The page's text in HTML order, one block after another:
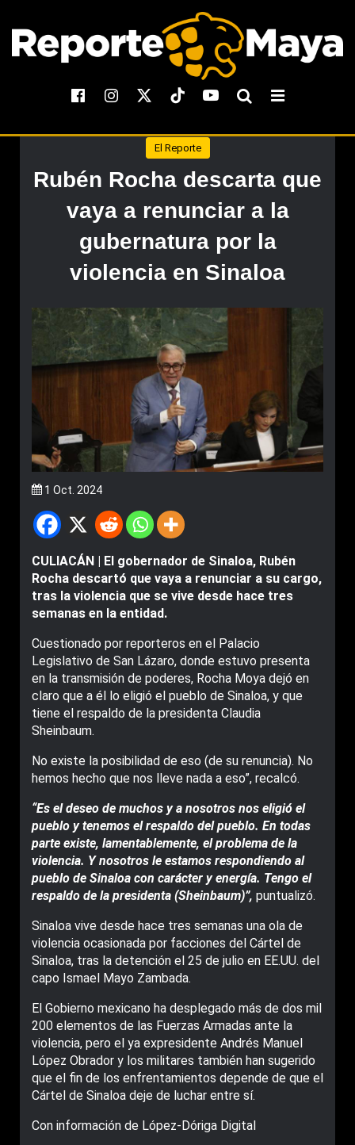
El Reporte
Rubén Rocha descarta que
vaya a renunciar a la
gubernatura por la
violencia en Sinaloa
1 Oct. 2024
CULIACÁN | El gobernador de Sinaloa, Rubén
Rocha descartó que vaya a renunciar a su cargo,
tras la violencia que se vive desde hace tres
semanas en la entidad.
Cuestionado por reporteros en el Palacio
Legislativo de San Lázaro, donde estuvo presenta
en la transmisión de poderes, Rocha Moya dejó en
claro que a él lo eligió el pueblo de Sinaloa, y que
tiene el respaldo de la presidenta Claudia
Sheinbaum.
No existe la posibilidad de eso (de su renuncia). No
hemos hecho que nos lleve nada a eso”, recalcó.
“Es el deseo de muchos y a nosotros nos eligió el
pueblo y tenemos el respaldo del pueblo. En todas
parte existe, lamentablemente, el problema de la
violencia. Y nosotros le estamos respondiendo al
pueblo de Sinaloa con carácter y energía. Tengo el
respaldo de la presidenta (Sheinbaum)”, puntualizó.
Sinaloa vive desde hace tres semanas una ola de
violencia ocasionada por facciones del Cártel de
Sinaloa, tras la detención el 25 de julio en EE.UU. del
capo Ismael Mayo Zambada.
El Gobierno mexicano ha desplegado más de dos mil
200 elementos de las Fuerzas Armadas ante la
violencia, pero el ya expresidente Andrés Manuel
López Obrador y los militares también han sugerido
que el fin de los enfrentamientos depende de que el
Cártel de Sinaloa deje de luchar entre sí.
Con información de López-Dóriga Digital